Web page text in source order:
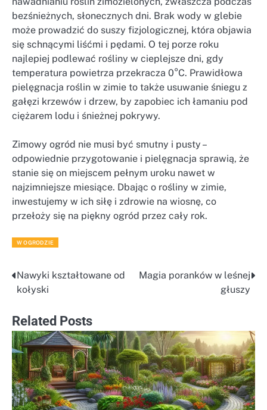
bezśnieżnych, słonecznych dni. Brak wody w glebie
może prowadzić do suszy fizjologicznej, która objawia
się schnącymi liśćmi i pędami. O tej porze roku
najlepiej podlewać rośliny w cieplejsze dni, gdy
temperatura powietrza przekracza 0°C. Prawidłowa
pielęgnacja roślin w zimie to także usuwanie śniegu z
gałęzi krzewów i drzew, by zapobiec ich łamaniu pod
ciężarem lodu i śnieżnej pokrywy.
Zimowy ogród nie musi być smutny i pusty –
odpowiednie przygotowanie i pielęgnacja sprawią, że
stanie się on miejscem pełnym uroku nawet w
najzimniejsze miesiące. Dbając o rośliny w zimie,
inwestujemy w ich siłę i zdrowie na wiosnę, co
przełoży się na piękny ogród przez cały rok.
W OGRODZIE
Nawigacja
wpisu
Nawyki kształtowane od
kołyski
Magia poranków w leśnej
głuszy
Related Posts